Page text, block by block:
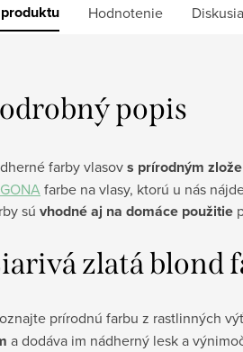
Hodnotenie Diskusia
popis
farby vlasovs prírodným
farbe na vlasy, ktorú u nás
sú vhodné aj na domáce použitie
zlatá blond
prírodnú farbu z rastlinných
a dodáva im nádherný lesk a